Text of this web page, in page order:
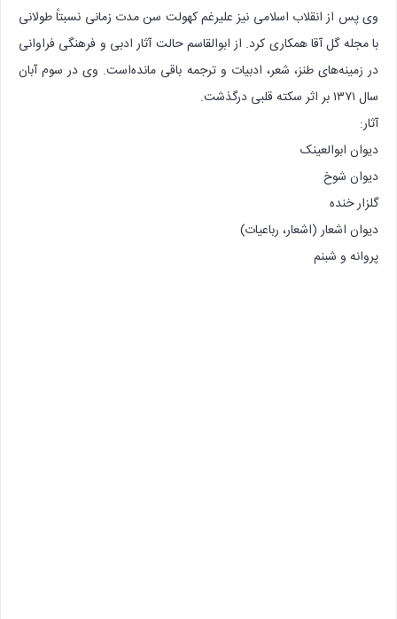
وی پس از انقلاب اسلامی نیز علیرغم کهولت سن مدت زمانی نسبتاً طولانی
با مجله گل آقا همکاری کرد. از ابوالقاسم حالت آثار ادبی و فرهنگی فراوانی
در زمینه‌های طنز، شعر، ادبیات و ترجمه باقی مانده‌است. وی در سوم آبان
سال ۱۳۷۱ بر اثر سکته قلبی درگذشت.
آثار:
دیوان ابوالعینک
دیوان شوخ
گلزار خنده
دیوان اشعار (اشعار، رباعیات)
پروانه و شبنم